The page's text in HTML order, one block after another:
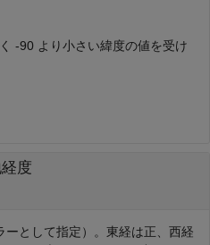
-90 より小さい緯度の値を受け
度
ーとして指定）。東経は正、西経